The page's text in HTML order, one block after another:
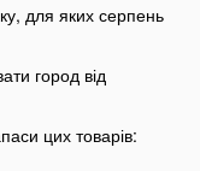
для яких серпень
город від
цих товарів: